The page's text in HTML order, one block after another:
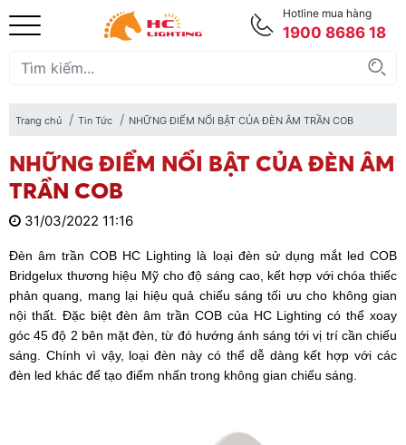
Hotline mua hàng
1900 8686 18
Trang chủ Tin Tức NHỮNG ĐIỂM NỔI BẬT CỦA ĐÈN ÂM TRẦN COB
NHỮNG ĐIỂM NỔI BẬT CỦA ĐÈN ÂM
TRẦN COB
31/03/2022 11:16
Đèn âm trần COB HC Lighting là loại đèn sử dụng mắt led COB
Bridgelux thương hiệu Mỹ cho độ sáng cao, kết hợp với chóa thiếc
phản quang, mang lại hiệu quả chiếu sáng tối ưu cho không gian
nội thất. Đặc biệt đèn âm trần COB của HC Lighting có thể xoay
góc 45 độ 2 bên mặt đèn, từ đó hướng ánh sáng tới vị trí cần chiếu
sáng. Chính vì vậy, loại đèn này có thể dễ dàng kết hợp với các
đèn led khác để tạo điểm nhấn trong không gian chiếu sáng.